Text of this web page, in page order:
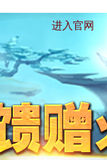
进入官网